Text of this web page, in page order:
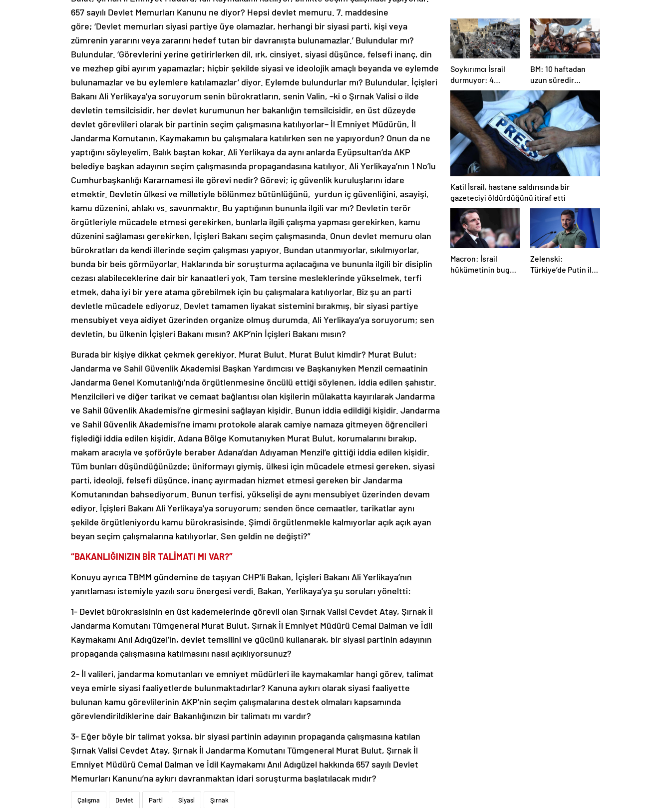
657 sayılı Devlet Memurları Kanunu ne diyor? Hepsi devlet memuru. 7. maddesine
göre; ‘Devlet memurları siyasi partiye üye olamazlar, herhangi bir siyasi parti, kişi veya
zümrenin yararını veya zararını hedef tutan bir davranışta bulunamazlar.’ Bulundular mı?
Bulundular. ‘Görevlerini yerine getirirlerken dil, ırk, cinsiyet, siyasi düşünce, felsefi inanç, din
ve mezhep gibi ayırım yapamazlar; hiçbir şekilde siyasi ve ideolojik amaçlı beyanda ve eylemde
bulunamazlar ve bu eylemlere katılamazlar’ diyor. Eylemde bulundurlar mı? Bulundular. İçişleri
Bakanı Ali Yerlikaya’ya soruyorum senin bürokratların, senin Valin, –ki o Şırnak Valisi o ilde
devletin temsilcisidir, her devlet kurumunun her bakanlığın temsilcisidir, en üst düzeyde
devlet görevlileri olarak bir partinin seçim çalışmasına katılıyorlar– İl Emniyet Müdürün, İl
Jandarma Komutanın, Kaymakamın bu çalışmalara katılırken sen ne yapıyordun? Onun da ne
yaptığını söyleyelim. Balık baştan kokar. Ali Yerlikaya da aynı anlarda Eyüpsultan’da AKP
belediye başkan adayının seçim çalışmasında propagandasına katılıyor. Ali Yerlikaya’nın 1 No’lu
Cumhurbaşkanlığı Kararnamesi ile görevi nedir? Görevi; iç güvenlik kuruluşlarını idare
etmektir. Devletin ülkesi ve milletiyle bölünmez bütünlüğünü, yurdun iç güvenliğini, asayişi,
kamu düzenini, ahlakı vs. savunmaktır. Bu yaptığının bununla ilgili var mı? Devletin terör
örgütleriyle mücadele etmesi gerekirken, bunlarla ilgili çalışma yapması gerekirken, kamu
düzenini sağlaması gerekirken, İçişleri Bakanı seçim çalışmasında. Onun devlet memuru olan
bürokratları da kendi illerinde seçim çalışması yapıyor. Bundan utanmıyorlar, sıkılmıyorlar,
bunda bir beis görmüyorlar. Haklarında bir soruşturma açılacağına ve bununla ilgili bir disiplin
cezası alabileceklerine dair bir kanaatleri yok. Tam tersine mesleklerinde yükselmek, terfi
etmek, daha iyi bir yere atama görebilmek için bu çalışmalara katılıyorlar. Biz şu an parti
devletle mücadele ediyoruz. Devlet tamamen liyakat sistemini bırakmış, bir siyasi partiye
mensubiyet veya aidiyet üzerinden organize olmuş durumda. Ali Yerlikaya’ya soruyorum; sen
devletin, bu ülkenin İçişleri Bakanı mısın? AKP’nin İçişleri Bakanı mısın?
Burada bir kişiye dikkat çekmek gerekiyor. Murat Bulut. Murat Bulut kimdir? Murat Bulut;
Jandarma ve Sahil Güvenlik Akademisi Başkan Yardımcısı ve Başkanıyken Menzil cemaatinin
Jandarma Genel Komutanlığı’nda örgütlenmesine öncülü ettiği söylenen, iddia edilen şahıstır.
Menzilcileri ve diğer tarikat ve cemaat bağlantısı olan kişilerin mülakatta kayırılarak Jandarma
ve Sahil Güvenlik Akademisi’ne girmesini sağlayan kişidir. Bunun iddia edildiği kişidir. Jandarma
ve Sahil Güvenlik Akademisi’ne imamı protokole alarak camiye namaza gitmeyen öğrencileri
fişlediği iddia edilen kişidir. Adana Bölge Komutanıyken Murat Bulut, korumalarını bırakıp,
makam aracıyla ve şoförüyle beraber Adana’dan Adıyaman Menzil’e gittiği iddia edilen kişidir.
Tüm bunları düşündüğünüzde; üniformayı giymiş, ülkesi için mücadele etmesi gereken, siyasi
parti, ideoloji, felsefi düşünce, inanç ayırmadan hizmet etmesi gereken bir Jandarma
Komutanından bahsediyorum. Bunun terfisi, yükselişi de aynı mensubiyet üzerinden devam
ediyor. İçişleri Bakanı Ali Yerlikaya’ya soruyorum; senden önce cemaatler, tarikatlar aynı
şekilde örgütleniyordu kamu bürokrasisinde. Şimdi örgütlenmekle kalmıyorlar açık açık ayan
beyan seçim çalışmalarına katılıyorlar. Sen geldin ne değişti?”
“BAKANLIĞINIZIN BİR TALİMATI MI VAR?”
Konuyu ayrıca TBMM gündemine de taşıyan CHP’li Bakan, İçişleri Bakanı Ali Yerlikaya’nın
yanıtlaması istemiyle yazılı soru önergesi verdi. Bakan, Yerlikaya’ya şu soruları yöneltti:
1- Devlet bürokrasisinin en üst kademelerinde görevli olan Şırnak Valisi Cevdet Atay, Şırnak İl
Jandarma Komutanı Tümgeneral Murat Bulut, Şırnak İl Emniyet Müdürü Cemal Dalman ve İdil
Kaymakamı Anıl Adıgüzel’in, devlet temsilini ve gücünü kullanarak, bir siyasi partinin adayının
propaganda çalışmasına katılmasını nasıl açıklıyorsunuz?
2- İl valileri, jandarma komutanları ve emniyet müdürleri ile kaymakamlar hangi görev, talimat
veya emirle siyasi faaliyetlerde bulunmaktadırlar? Kanuna aykırı olarak siyasi faaliyette
bulunan kamu görevlilerinin AKP’nin seçim çalışmalarına destek olmaları kapsamında
görevlendirildiklerine dair Bakanlığınızın bir talimatı mı vardır?
3- Eğer böyle bir talimat yoksa, bir siyasi partinin adayının propaganda çalışmasına katılan
Şırnak Valisi Cevdet Atay, Şırnak İl Jandarma Komutanı Tümgeneral Murat Bulut, Şırnak İl
Emniyet Müdürü Cemal Dalman ve İdil Kaymakamı Anıl Adıgüzel hakkında 657 sayılı Devlet
Memurları Kanunu’na aykırı davranmaktan idari soruşturma başlatılacak mıdır?
Çalışma Devlet Parti Siyasi Şırnak
Soykırımcı İsrail
durmuyor: 4
Filistinli öldü, çok
sayıda yaralı var
BM: 10 haftadan
uzun süredir
Gazze’ye yiyecek,
ilaç, su, çadır
girmedi
Katil İsrail, hastane saldırısında bir
gazeteciyi öldürdüğünü itiraf etti
Macron: İsrail
hükümetinin bugün
Zelenski:
Türkiye’de Putin ile